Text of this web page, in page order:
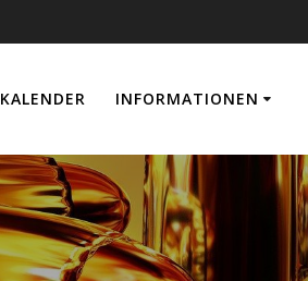
KALENDER INFORMATIONEN